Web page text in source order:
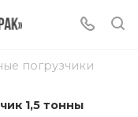
погрузчики
1,5 тонны